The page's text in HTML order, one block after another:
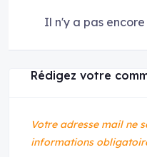
Il n'y a pas
Rédigez votre
Votre adresse mail ne
informations